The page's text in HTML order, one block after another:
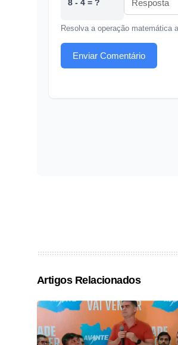
8 - 4 = ?
Resolva a operação matemática
Enviar Comentário
Artigos Relacionados